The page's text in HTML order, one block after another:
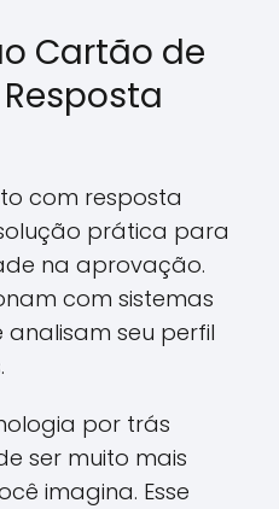
Cartão de
com resposta
prática para
na aprovação.
com sistemas
seu perfil
por trás
ser muito mais
imagina. Esse